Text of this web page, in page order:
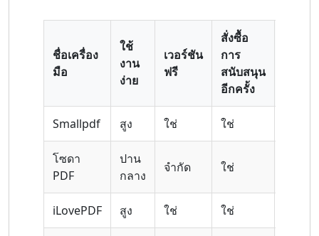
ชื่อเครื่อง
มือ
ใช้
งาน
ง่าย
เวอร์ชัน
ฟรี
สั่งซื้อ
การ
สนับสนุน
อีกครั้ง
Smallpdf สูง ใช่ ใช่
โซดา
PDF
ปาน
กลาง
จำกัด ใช่
iLovePDF สูง ใช่ ใช่